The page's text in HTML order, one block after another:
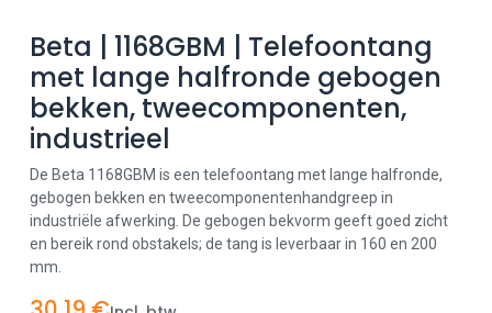
Beta | 1168GBM | Telefoontang
met lange halfronde gebogen
bekken, tweecomponenten,
industrieel
De Beta 1168GBM is een telefoontang met lange halfronde,
gebogen bekken en tweecomponentenhandgreep in
industriële afwerking. De gebogen bekvorm geeft goed zicht
en bereik rond obstakels; de tang is leverbaar in 160 en 200
mm.